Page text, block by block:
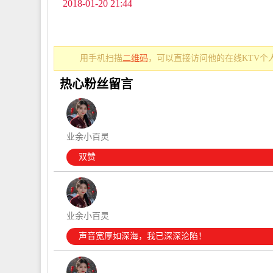
2018-01-20 21:44
用手机扫描二维码 ，可以直接访问他的在线KTV个
热心粉丝留言
业余小百灵
双赞
业余小百灵
声音宽厚如深海，我已深深沦陷！